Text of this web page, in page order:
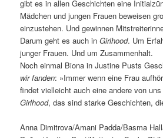
gibt es in allen Geschichten eine
Mädchen und jungen Frauen beweisen
einzustehen. Und gewinnen
Darum geht es auch inGirlhood. Um
junger Frauen. Und um Zusammenhalt.
Noch einmal Biona in Justine Pusts
wir fanden: »Immer wenn eine Frau
findet vielleicht auch eine andere von
Girlhood, das sind starke Geschichten,
Anna Dimitrova/Amani Padda/Basma